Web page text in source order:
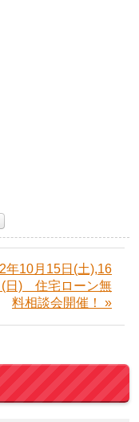
年10月15日(土),16
(日) 住宅ローン無
料相談会開催！ »